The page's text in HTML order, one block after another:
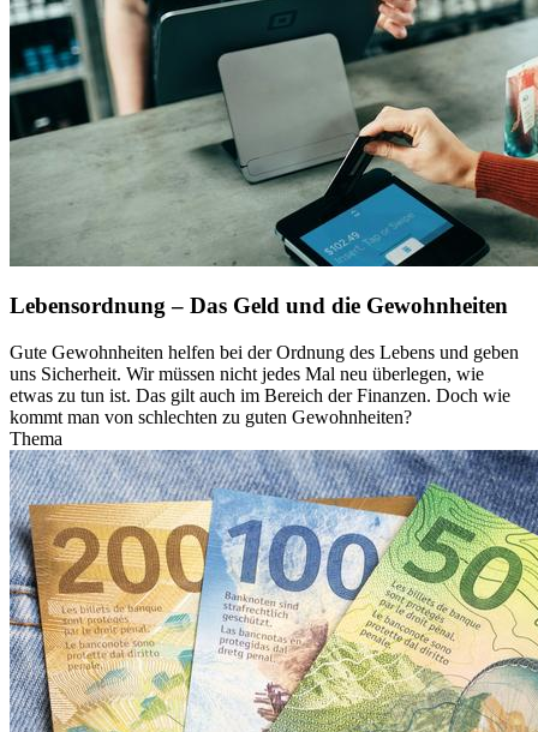
Lebensordnung – Das Geld und die Gewohnheiten
Gute Gewohnheiten helfen bei der Ordnung des Lebens und geben
uns Sicherheit. Wir müssen nicht jedes Mal neu überlegen, wie
etwas zu tun ist. Das gilt auch im Bereich der Finanzen. Doch wie
kommt man von schlechten zu guten Gewohnheiten?
Thema